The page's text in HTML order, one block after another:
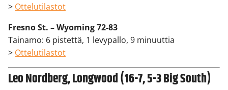
> Ottelutilastot
Fresno St. – Wyoming 72-83
Tainamo: 6 pistettä, 1 levypallo, 9 minuuttia
> Ottelutilastot
Leo Nordberg, Longwood (16-7, 5-3 Big South)